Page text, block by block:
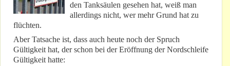
den Tanksäulen gesehen hat, weiß man
allerdings nicht, wer mehr Grund hat zu
flüchten.
Aber Tatsache ist, dass auch heute noch der Spruch
Gültigkeit hat, der schon bei der Eröffnung der Nordschleife
Gültigkeit hatte: